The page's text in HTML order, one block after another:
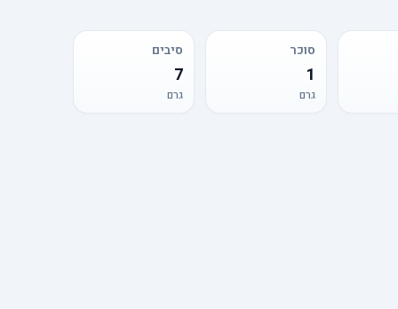
סוכר
1
גרם
סיבים
7
גרם